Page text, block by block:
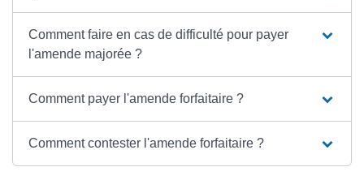
Comment faire en cas de difficulté pour payer
l'amende majorée ?
Comment payer l'amende forfaitaire ?
Comment contester l'amende forfaitaire ?